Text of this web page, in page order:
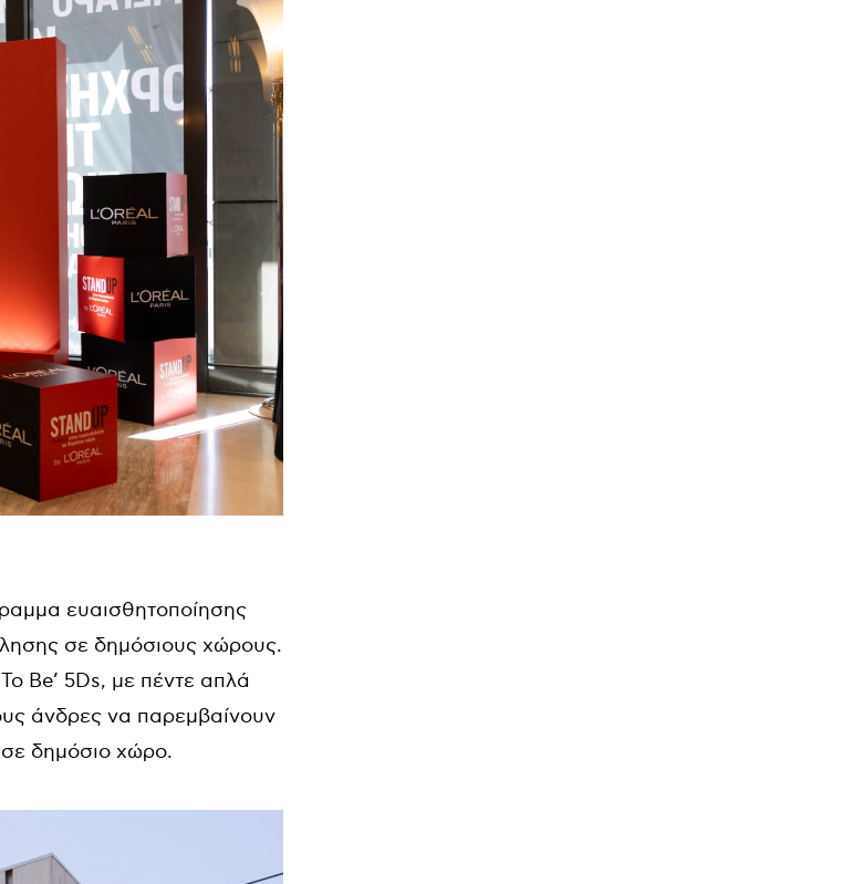
ευαισθητοποίησης
σε δημόσιους χώρους.
Be’ 5Ds, με πέντε απλά
άνδρες να παρεμβαίνουν
δημόσιο χώρο.